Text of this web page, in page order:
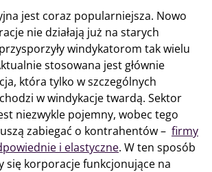
jest coraz popularniejsza. Nowo
nie działają już na starych
windykatorom tak wielu
stosowana jest głównie
która tylko w szczególnych
w windykacje twardą. Sektor
niezwykle pojemny, wobec tego
zabiegać o kontrahentów – firmy
i elastyczne. W ten sposób
się korporacje funkcjonujące na